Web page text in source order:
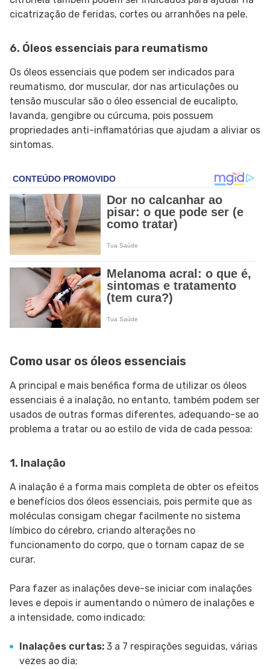
cicatrização de feridas, cortes ou arranhões na pele.
6. Óleos essenciais para reumatismo
Os óleos essenciais que podem ser indicados para
reumatismo, dor muscular, dor nas articulações ou
tensão muscular são o óleo essencial de eucalipto,
lavanda, gengibre ou cúrcuma, pois possuem
propriedades anti-inflamatórias que ajudam a aliviar os
sintomas.
Como usar os óleos essenciais
A principal e mais benéfica forma de utilizar os óleos
essenciais é a inalação, no entanto, também podem ser
usados de outras formas diferentes, adequando-se ao
problema a tratar ou ao estilo de vida de cada pessoa:
1. Inalação
A inalação é a forma mais completa de obter os efeitos
e benefícios dos óleos essenciais, pois permite que as
moléculas consigam chegar facilmente no sistema
límbico do cérebro, criando alterações no
funcionamento do corpo, que o tornam capaz de se
curar.
Para fazer as inalações deve-se iniciar com inalações
leves e depois ir aumentando o número de inalações e
a intensidade, como indicado:
Inalações curtas: 3 a 7 respirações seguidas, várias
vezes ao dia;